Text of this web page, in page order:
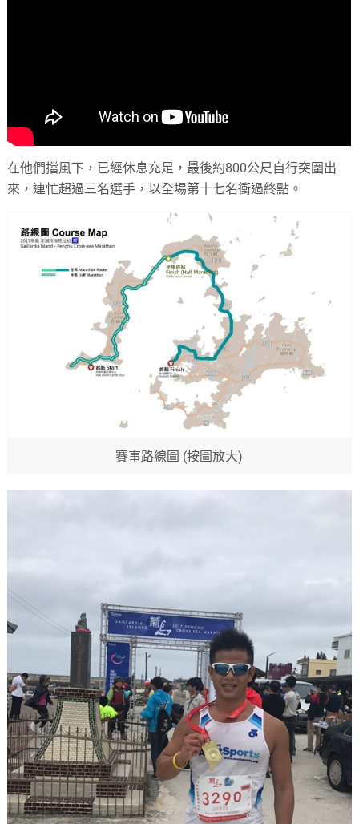
在他們擋風下，已經休息充足，最後約800公尺自行突圍出
來，連忙超過三名選手，以全場第十七名衝過終點。
賽事路線圖 (按圖放大)